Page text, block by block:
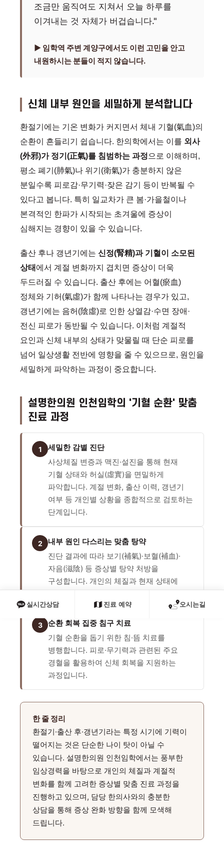
실시간상담 진료 예약 오시는길
조금만 움직여도 지쳐서 오늘 하루를
이겨내는 것 자체가 버겁습니다."
▶ 임학역 주변 계양구에서도 이런 고민을 안고
내원하시는 분들이 적지 않습니다.
신체 내부 원인을 세밀하게 분석합니다
환절기에는 기온 변화가 커지면서 체내 기혈(氣血)의
순환이 흔들리기 쉽습니다. 한의학에서는 이를 외사
(外邪)가 정기(正氣)를 침범하는 과정으로 이해하며,
평소 폐기(肺氣)나 위기(衛氣)가 충분하지 않은
분일수록 피로감·무기력·잦은 감기 등이 반복될 수
있다고 봅니다. 특히 일교차가 큰 봄·가을철이나
본격적인 한파가 시작되는 초겨울에 증상이
심해지는 경향이 있을 수 있습니다.
출산 후나 갱년기에는 신정(腎精)과 기혈이 소모된
상태 에서 계절 변화까지 겹치면 증상이 더욱
두드러질 수 있습니다. 출산 후에는 어혈(瘀血)
정체와 기허(氣虛)가 함께 나타나는 경우가 있고,
갱년기에는 음허(陰虛)로 인한 상열감·수면 장애·
전신 피로가 동반될 수 있습니다. 이처럼 계절적
요인과 신체 내부의 상태가 맞물릴 때 단순 피로를
넘어 일상생활 전반에 영향을 줄 수 있으므로, 원인을
세밀하게 파악하는 과정이 중요합니다.
설명한의원 인천임학의 '기혈 순환' 맞춤
진료 과정
1
세밀한 감별 진단
사상체질 변증과 맥진·설진을 통해 현재
기혈 상태와 허실(虛實)을 면밀하게
파악합니다. 계절 변화, 출산 이력, 갱년기
여부 등 개인별 상황을 종합적으로 검토하는
단계입니다.
2
내부 원인 다스리는 맞춤 탕약
진단 결과에 따라 보기(補氣)·보혈(補血)·
자음(滋陰) 등 증상별 탕약 처방을
구성합니다. 개인의 체질과 현재 상태에
따라 처방 구성이 달라질 수 있습니다.
3
순환 회복 집중 침구 치료
기혈 순환을 돕기 위한 침·뜸 치료를
병행합니다. 피로·무기력과 관련된 주요
경혈을 활용하여 신체 회복을 지원하는
과정입니다.
한 줄 정리
환절기·출산 후·갱년기라는 특정 시기에 기력이
떨어지는 것은 단순한 나이 탓이 아닐 수
있습니다. 설명한의원 인천임학에서는 풍부한
임상경력을 바탕으로 개인의 체질과 계절적
변화를 함께 고려한 증상별 맞춤 진료 과정을
진행하고 있으며, 담당 한의사와의 충분한
상담을 통해 증상 완화 방향을 함께 모색해
드립니다.